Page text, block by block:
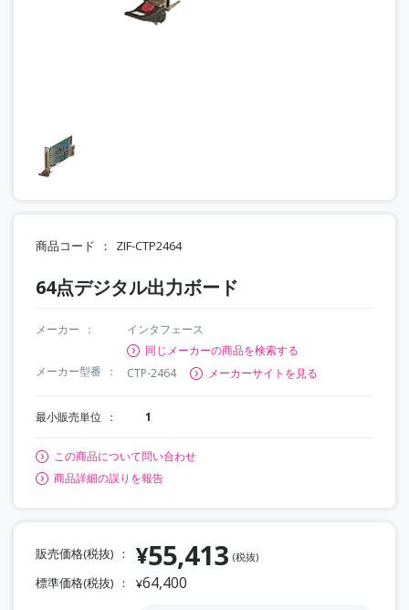
商品コード ZIF-CTP2464
64点デジタル出力ボード
メーカー
インタフェース
同じメーカーの商品を検索する
メーカー型番
CTP-2464 メーカーサイトを見る
最小販売単位 1
この商品について問い合わせ
商品詳細の誤りを報告
販売価格(税抜) ¥55,413 (税抜)
標準価格(税抜) ¥64,400